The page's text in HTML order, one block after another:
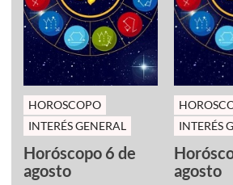
HOROSCOPO
INTERÉS GENERAL
Horóscopo 6 de
agosto
INTERÉS
agosto